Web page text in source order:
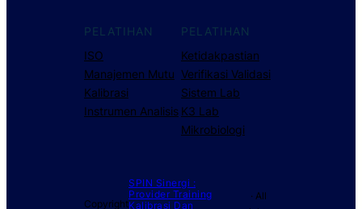
PELATIHAN
ISO
Manajemen Mutu
Kalibrasi
Instrumen Analisis
PELATIHAN
Ketidakpastian
Verifikasi Validasi
Sistem Lab
K3 Lab
Mikrobiologi
Copyright
SPIN Sinergi :
Provider Training
Kalibrasi Dan
· All